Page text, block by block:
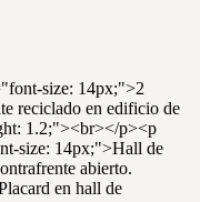
size: 14px;">2
reciclado en edificio de
1.2;"><br></p><p
size: 14px;">Hall de
abierto.
en hall de